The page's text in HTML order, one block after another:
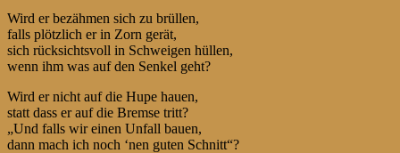
Wird er bezähmen sich zu brüllen,
falls plötzlich er in Zorn gerät,
sich rücksichtsvoll in Schweigen hüllen,
wenn ihm was auf den Senkel geht?
Wird er nicht auf die Hupe hauen,
statt dass er auf die Bremse tritt?
„Und falls wir einen Unfall bauen,
dann mach ich noch ‘nen guten Schnitt“?